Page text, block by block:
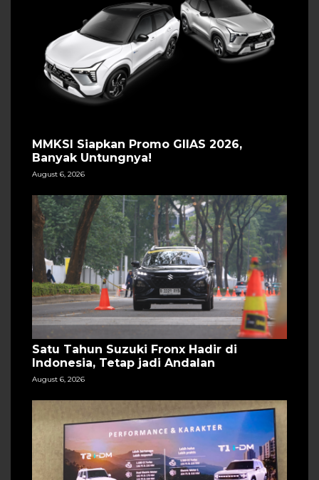
MMKSI Siapkan Promo GIIAS 2026,
Banyak Untungnya!
August 6, 2026
Satu Tahun Suzuki Fronx Hadir di
Indonesia, Tetap jadi Andalan
August 6, 2026